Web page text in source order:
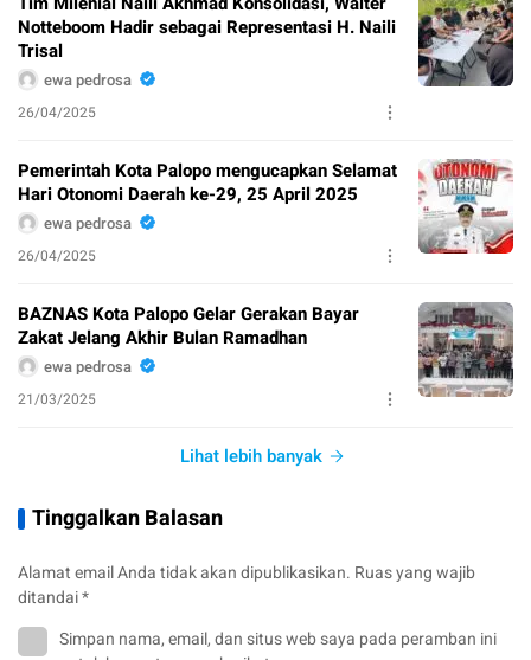
Notteboom Hadir sebagai Representasi H. Naili
Trisal
ewa pedrosa
26/04/2025
Pemerintah Kota Palopo mengucapkan Selamat
Hari Otonomi Daerah ke-29, 25 April 2025
ewa pedrosa
26/04/2025
BAZNAS Kota Palopo Gelar Gerakan Bayar
Zakat Jelang Akhir Bulan Ramadhan
ewa pedrosa
21/03/2025
Lihat lebih banyak
Tinggalkan Balasan
Alamat email Anda tidak akan dipublikasikan. Ruas yang wajib
ditandai*
Simpan nama, email, dan situs web saya pada peramban ini